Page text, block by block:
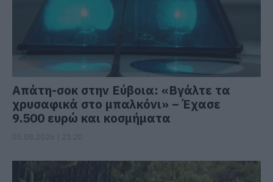
Απάτη-σοκ στην Εύβοια: «Βγάλτε τα
χρυσαφικά στο μπαλκόνι» – Έχασε
9.500 ευρώ και κοσμήματα